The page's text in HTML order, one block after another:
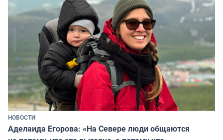
НОВОСТИ
Аделаида Егорова: «На Севере люди общаются